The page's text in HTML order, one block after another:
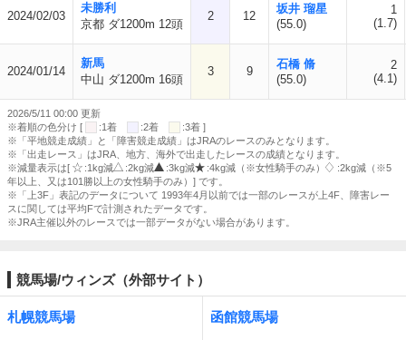
2024/02/03
未勝利
京都 ダ1200m 12頭
2 12
坂井 瑠星
(55.0)
1
(1.7)
2024/01/14
新馬
中山 ダ1200m 16頭
3 9
石橋 脩
(55.0)
2
(4.1)
2026/5/11 00:00 更新
※着順の色分け [
:1着 :2着
:3着 ]
※「平地競走成績」と「障害競走成績」はJRAのレースのみとなります。
※「出走レース」はJRA、地方、海外で出走したレースの成績となります。
※減量表示は[
:1kg減 :2kg減 :3kg減 :4kg減（※女性騎手のみ）
:2kg減（※5
年以上、又は101勝以上の女性騎手のみ）] です。
※「上3F」表記のデータについて 1993年4月以前では一部のレースが上4F、障害レー
スに関しては平均Fで計測されたデータです。
※JRA主催以外のレースでは一部データがない場合があります。
競馬場/ウィンズ（外部サイト）
札幌競馬場 函館競馬場